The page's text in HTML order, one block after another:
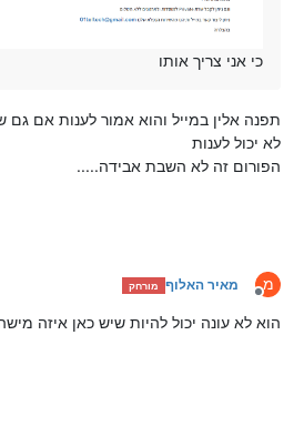
כי אני צריך אותו
תפנה אלין במייל והוא אמור לענות אם
לא יכול לענות
הפורום זה לא השבת אבידה.....
מ
מנותק
מאיר האלוף מורחק
הוא לא עונה יכול להיות שיש כאן איזה